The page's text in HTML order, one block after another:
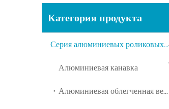
Категория продукта
Серия алюминиевых роликовых полок
Алюминиевая канавка
Алюминиевая облегченная версия